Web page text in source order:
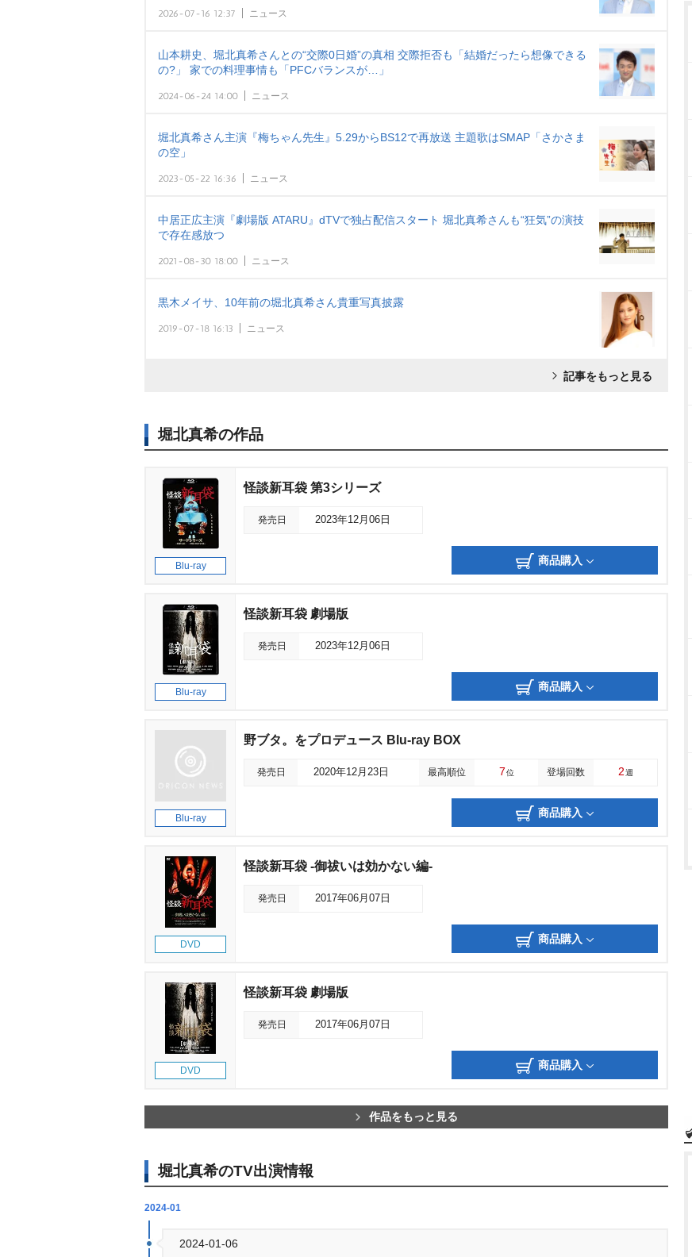
2026-07-16 12:37 ニュース
山本耕史、堀北真希さんとの“交際0日婚”の真相 交際拒否も「結婚だったら想像できる
の?」 家での料理事情も「PFCバランスが…」
2024-06-24 14:00 ニュース
堀北真希さん主演『梅ちゃん先生』5.29からBS12で再放送 主題歌はSMAP「さかさま
の空」
2023-05-22 16:36 ニュース
中居正広主演『劇場版 ATARU』dTVで独占配信スタート 堀北真希さんも“狂気”の演技
で存在感放つ
2021-08-30 18:00 ニュース
黒木メイサ、10年前の堀北真希さん貴重写真披露
2019-07-18 16:13 ニュース
記事をもっと見る
堀北真希の作品
Blu-ray
怪談新耳袋 第3シリーズ
発売日 2023年12月06日
商品購入
Blu-ray
怪談新耳袋 劇場版
発売日 2023年12月06日
商品購入
Blu-ray
野ブタ。をプロデュース Blu-ray BOX
発売日 2020年12月23日 最高順位 7位 登場回数 2週
商品購入
DVD
怪談新耳袋 -御祓いは効かない編-
発売日 2017年06月07日
商品購入
DVD
怪談新耳袋 劇場版
発売日 2017年06月07日
商品購入
作品をもっと見る
堀北真希のTV出演情報
2024-01
2024-01-06